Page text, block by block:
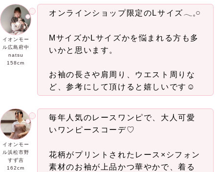
イオンモー
ル広島府中
natsu
158cm
オンラインショップ限定のLサイズ𓂃𓈒𓏸
MサイズかLサイズかを悩まれる方も多
いかと思います。
お袖の長さや肩周り、ウエスト周りな
ど、参考にして頂けると嬉しいです☺︎
イオンモー
ル浜松市野
すず吉
162cm
毎年人気のレースワンピで、大人可愛
いワンピースコーデ♡
花柄がプリントされたレース×シフォン
素材のお袖が上品かつ華やかで、着る